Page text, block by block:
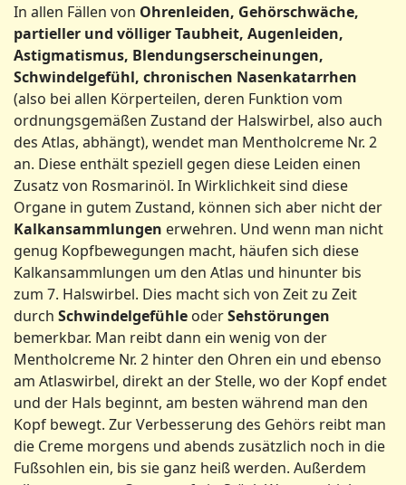
In allen Fällen von Ohrenleiden, Gehörschwäche,
partieller und völliger Taubheit, Augenleiden,
Astigmatismus, Blendungserscheinungen,
Schwindelgefühl, chronischen Nasenkatarrhen
(also bei allen Körperteilen, deren Funktion vom
ordnungsgemäßen Zustand der Halswirbel, also auch
des Atlas, abhängt), wendet man Mentholcreme Nr. 2
an. Diese enthält speziell gegen diese Leiden einen
Zusatz von Rosmarinöl. In Wirklichkeit sind diese
Organe in gutem Zustand, können sich aber nicht der
Kalkansammlungen erwehren. Und wenn man nicht
genug Kopfbewegungen macht, häufen sich diese
Kalkansammlungen um den Atlas und hinunter bis
zum 7. Halswirbel. Dies macht sich von Zeit zu Zeit
durch Schwindelgefühle oderSehstörungen
bemerkbar. Man reibt dann ein wenig von der
Mentholcreme Nr. 2 hinter den Ohren ein und ebenso
am Atlaswirbel, direkt an der Stelle, wo der Kopf endet
und der Hals beginnt, am besten während man den
Kopf bewegt. Zur Verbesserung des Gehörs reibt man
die Creme morgens und abends zusätzlich noch in die
Fußsohlen ein, bis sie ganz heiß werden. Außerdem